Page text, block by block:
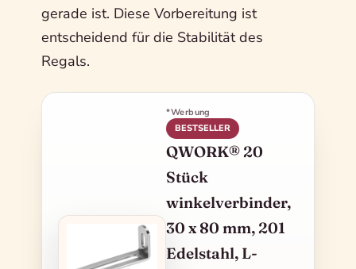
gerade ist. Diese Vorbereitung ist
entscheidend für die Stabilität des
Regals.
*Werbung
BESTSELLER
QWORK® 20
Stück
winkelverbinder,
30 x 80 mm, 201
Edelstahl, L-